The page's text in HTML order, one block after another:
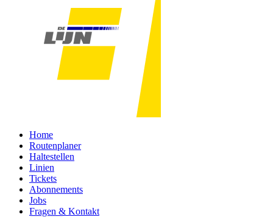
Home
Routenplaner
Haltestellen
Linien
Tickets
Abonnements
Jobs
Fragen & Kontakt